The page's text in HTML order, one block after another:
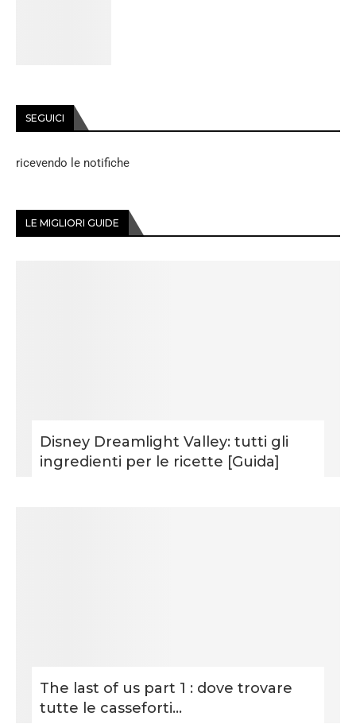
SEGUICI
ricevendo le notifiche
LE MIGLIORI GUIDE
Disney Dreamlight Valley: tutti gli
ingredienti per le ricette [Guida]
The last of us part 1 : dove trovare
tutte le casseforti...